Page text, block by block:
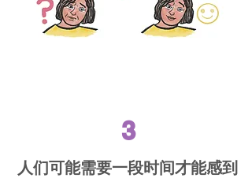
3
人们可能需要一段时间才能感到